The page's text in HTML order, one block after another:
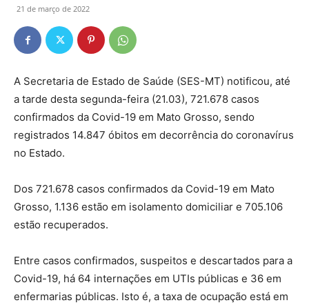
21 de março de 2022
A Secretaria de Estado de Saúde (SES-MT) notificou, até
a tarde desta segunda-feira (21.03), 721.678 casos
confirmados da Covid-19 em Mato Grosso, sendo
registrados 14.847 óbitos em decorrência do coronavírus
no Estado.
Dos 721.678 casos confirmados da Covid-19 em Mato
Grosso, 1.136 estão em isolamento domiciliar e 705.106
estão recuperados.
Entre casos confirmados, suspeitos e descartados para a
Covid-19, há 64 internações em UTIs públicas e 36 em
enfermarias públicas. Isto é, a taxa de ocupação está em